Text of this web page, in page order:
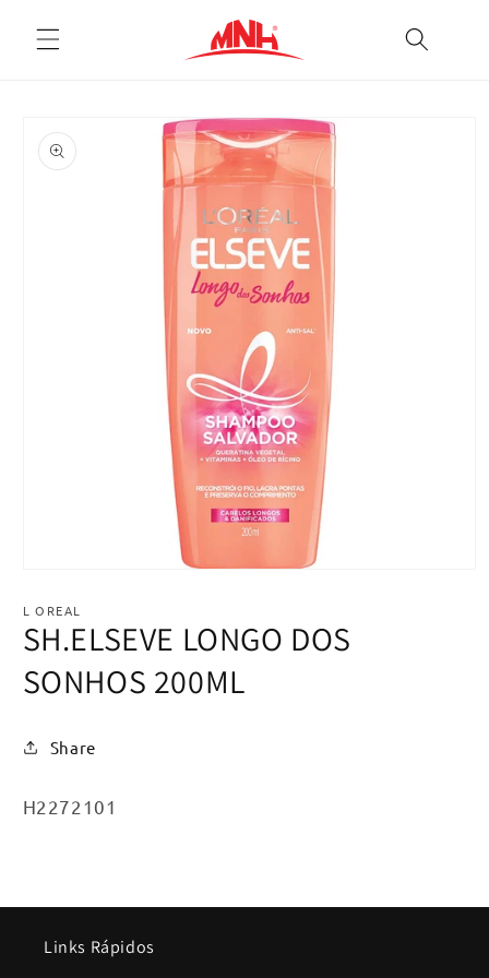
para o
conteúdo
informações
do produto
1
janela
modal
L OREAL
SH.ELSEVE LONGO DOS
SONHOS 200ML
Share
SKU:
H2272101
Links Rápidos